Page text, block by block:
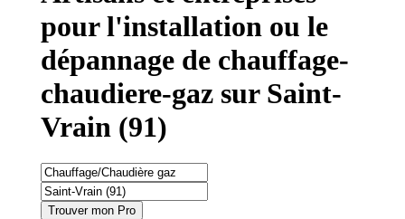
pour l'installation ou le
dépannage de chauffage-
chaudiere-gaz sur Saint-
Vrain (91)
Trouver mon Pro